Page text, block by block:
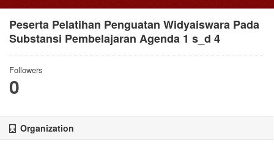
Peserta Pelatihan Penguatan Widyaiswara Pada
Substansi Pembelajaran Agenda 1 s_d 4
Followers
0
Organization